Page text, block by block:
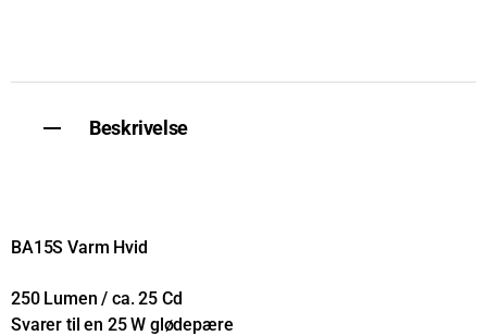
Beskrivelse
BA15S Varm Hvid
250 Lumen / ca. 25 Cd
Svarer til en 25 W glødepære